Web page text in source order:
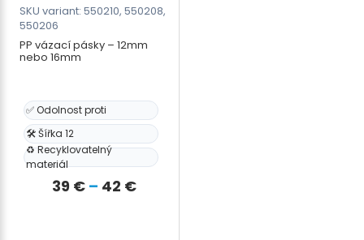
SKU variant: 550210, 550208,
550206
PP vázací pásky – 12mm
nebo 16mm
✅ Odolnost proti
🛠️ Šířka 12
♻️ Recyklovatelný
materiál
39 € – 42 €Rozpětí